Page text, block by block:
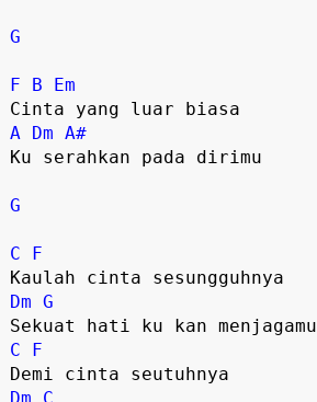
G
F B
Em
A Dm A#
Ku serahkan pada dirimu
G
C
F
Dm G
C
F